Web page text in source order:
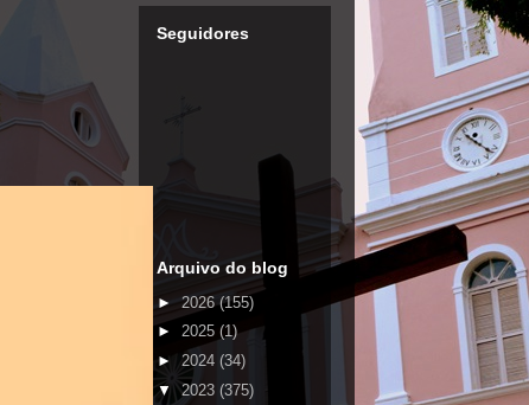
Seguidores
Arquivo do blog
►2026(155)
► 2025 (1)
► 2024 (34)
▼2023 (375)